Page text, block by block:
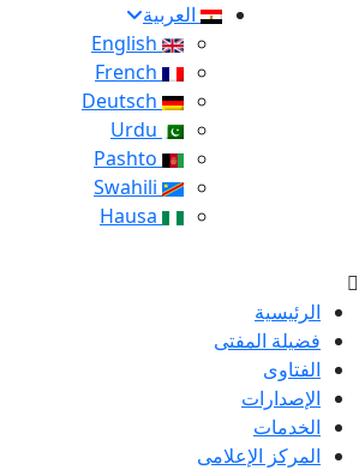
العربية
الرئيسية
فضيلة المفتى
الفتاوى
الإصدارات
الخدمات
المركز الإعلامى